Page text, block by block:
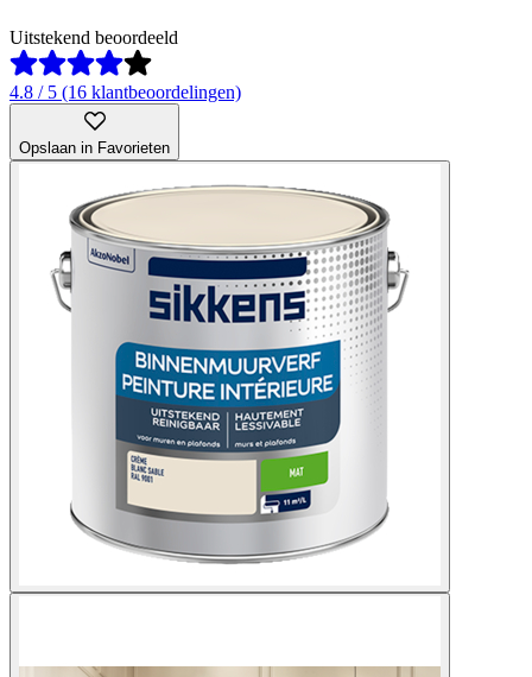
Uitstekend beoordeeld
4.8 / 5 (16 klantbeoordelingen)
Opslaan in Favorieten